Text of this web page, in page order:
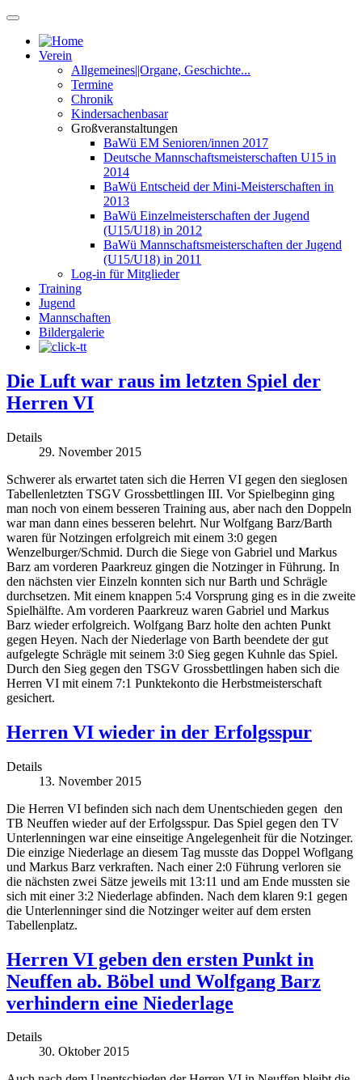
Verein
Allgemeines||Organe, Geschichte...
Termine
Chronik
Kindersachenbasar
Großveranstaltungen
BaWü EM Senioren/innen 2017
Deutsche Mannschaftsmeisterschaften U15 in
2014
BaWü Entscheid der Mini-Meisterschaften in
2013
BaWü Einzelmeisterschaften der Jugend
(U15/U18) in 2012
BaWü Mannschaftsmeisterschaften der Jugend
(U15/U18) in 2011
Log-in für Mitglieder
Training
Jugend
Mannschaften
Bildergalerie
Die Luft war raus im letzten Spiel der
Herren VI
Details
29. November 2015
Schwerer als erwartet taten sich die Herren VI gegen den sieglosen
Tabellenletzten TSGV Grossbettlingen III. Vor Spielbeginn ging
man noch von einem besseren Training aus, aber nach den Doppeln
war man dann eines besseren belehrt. Nur Wolfgang Barz/Barth
waren für Notzingen erfolgreich mit einem 3:0 gegen
Wenzelburger/Schmid. Durch die Siege von Gabriel und Markus
Barz am vorderen Paarkreuz gingen die Notzinger in Führung. In
den nächsten vier Einzeln konnten sich nur Barth und Schrägle
durchsetzen. Mit einem knappen 5:4 Vorsprung ging es in die zweite
Spielhälfte. Am vorderen Paarkreuz waren Gabriel und Markus
Barz wieder erfolgreich. Wolfgang Barz holte den achten Punkt
gegen Heyen. Nach der Niederlage von Barth beendete der gut
aufgelegte Schrägle mit seinem 3:0 Sieg gegen Kuhnle das Spiel.
Durch den Sieg gegen den TSGV Grossbettlingen haben sich die
Herren VI mit einem 7:1 Punktekonto die Herbstmeisterschaft
gesichert.
Herren VI wieder in der Erfolgsspur
Details
13. November 2015
Die Herren VI befinden sich nach dem Unentschieden gegen den
TB Neuffen wieder auf der Erfolgsspur. Das Spiel gegen den TV
Unterlenningen war eine einseitige Angelegenheit für die Notzinger.
Die einzige Niederlage an diesem Tag musste das Doppel Woflgang
und Markus Barz verkraften. Nach einer 2:0 Führung verloren sie
die nächsten zwei Sätze jeweils mit 13:11 und am Ende mussten sie
sich mit einer 3:2 Niederlage abfinden. Nach dem klaren 9:1 gegen
die Unterlenninger sind die Notzinger weiter auf dem ersten
Tabellenplatz.
Herren VI geben den ersten Punkt in
Neuffen ab. Böbel und Wolfgang Barz
verhindern eine Niederlage
Details
30. Oktober 2015